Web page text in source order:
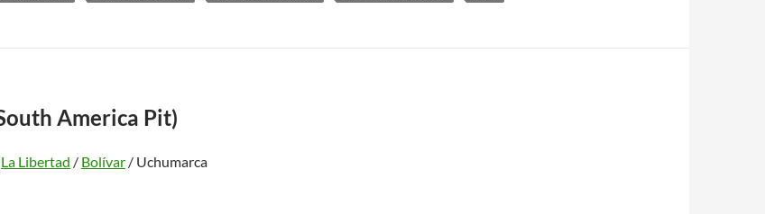
America Pit)
La Libertad / Bolívar / Uchumarca